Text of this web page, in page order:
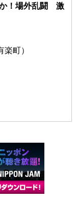
！場外乱闘 激
町）